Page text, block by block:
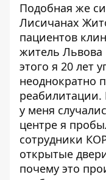
Подобная же
Лисичанах
пациентов
житель Львова
этого я 20 лет
неоднократно
реабилитации.
у меня
центре я
сотрудники
открытые
почему это